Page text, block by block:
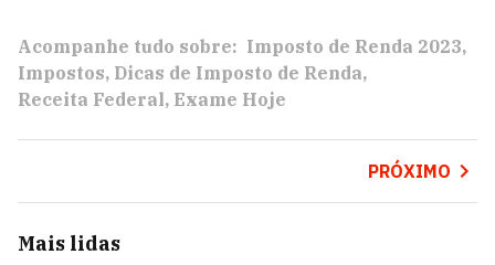
Acompanhe tudo sobre: Imposto de Renda 2023
Impostos Dicas de Imposto de Renda
Receita Federal Exame Hoje
PRÓXIMO
Mais lidas